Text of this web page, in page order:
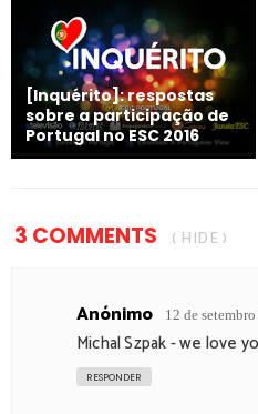
[Inquérito]: respostas
sobre a participação de
Portugal no ESC 2016
3 COMMENTS ( HIDE )
Anónimo 12 de
Michal Szpak - we love
RESPONDER